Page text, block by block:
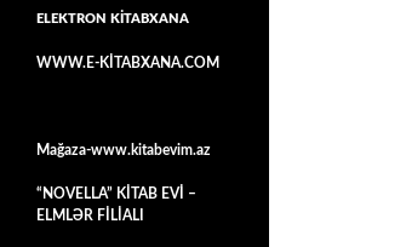
ELEKTRON KİTABXANA
WWW.E-KİTABXANA.COM
Mağaza-www.kitabevim.az
“NOVELLA” KİTAB EVİ –
ELMLƏR FİLİALI